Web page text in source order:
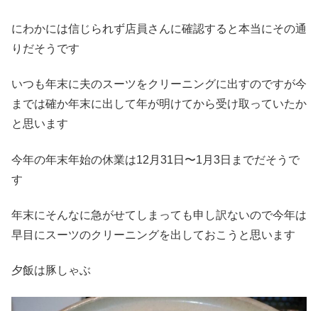
にわかには信じられず店員さんに確認すると本当にその通
りだそうです
いつも年末に夫のスーツをクリーニングに出すのですが今
までは確か年末に出して年が明けてから受け取っていたか
と思います
今年の年末年始の休業は12月31日〜1月3日までだそうで
す
年末にそんなに急がせてしまっても申し訳ないので今年は
早目にスーツのクリーニングを出しておこうと思います
夕飯は豚しゃぶ